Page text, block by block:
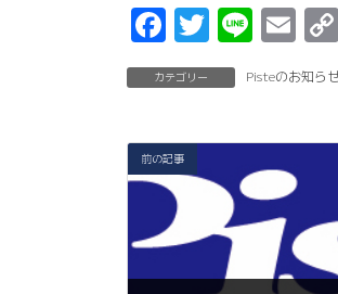
F
a
c
e
b
o
o
k
T
w
it
t
Li
n
e
E
m
ai
l
カテゴリー Pisteのお知ら
前の記事